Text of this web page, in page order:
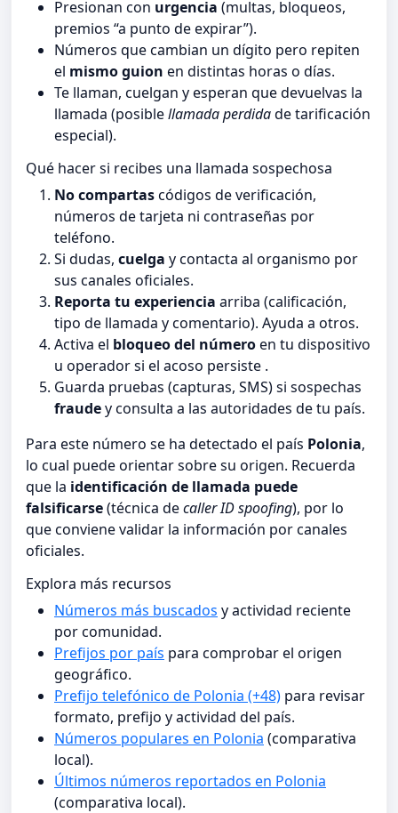
Presionan con urgencia (multas, bloqueos,
premios “a punto de expirar”).
Números que cambian un dígito pero repiten
el mismo guion en distintas horas o días.
Te llaman, cuelgan y esperan que devuelvas la
llamada (posiblellamada perdidade tarificación
especial).
Qué hacer si recibes una llamada sospechosa
No compartascódigos de verificación,
números de tarjeta ni contraseñas por
teléfono.
Si dudas, cuelga y contacta al organismo por
sus canales oficiales.
Reporta tu experiencia arriba (calificación,
tipo de llamada y comentario). Ayuda a otros.
Activa el bloqueo del númeroen tu dispositivo
u operador si el acoso persiste .
Guarda pruebas (capturas, SMS) si sospechas
fraudey consulta a las autoridades de tu país.
Para este número se ha detectado el país Polonia,
lo cual puede orientar sobre su origen. Recuerda
que la identificación de llamada puede
falsificarse(técnica decaller ID spoofing), por lo
que conviene validar la información por canales
oficiales.
Explora más recursos
Números más buscados y actividad reciente
por comunidad.
Prefijos por país para comprobar el origen
geográfico.
Prefijo telefónico de Polonia (+48) para revisar
formato, prefijo y actividad del país.
Números populares en Polonia (comparativa
local).
Últimos números reportados en Polonia
(comparativa local).